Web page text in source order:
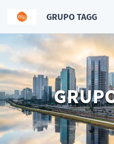
GRUPO TAGG